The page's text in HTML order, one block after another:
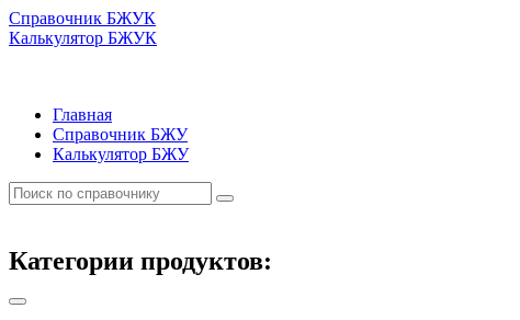
Справочник БЖУК
Калькулятор БЖУК
Главная
Справочник БЖУ
Калькулятор БЖУ
Категории продуктов: